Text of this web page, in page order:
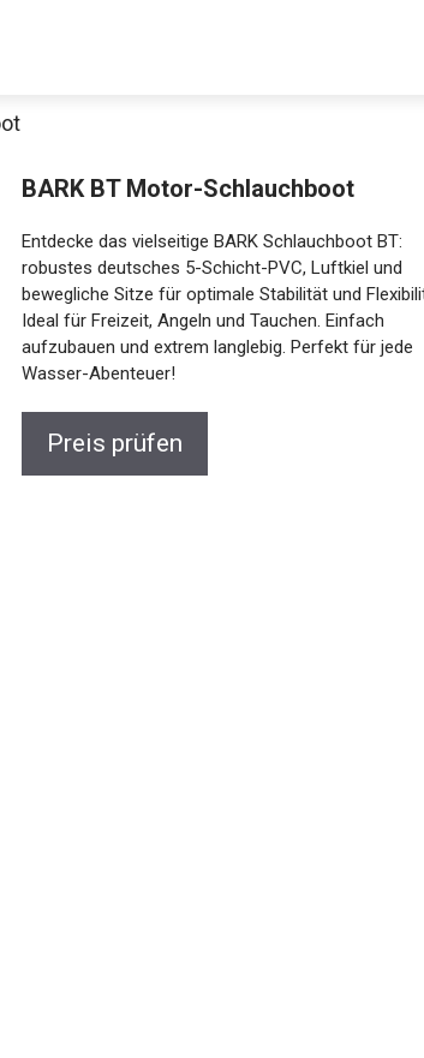
BARK BT Motor-Schlauchboot
Entdecke das vielseitige BARK Schlauchboot BT:
robustes deutsches 5-Schicht-PVC, Luftkiel und
bewegliche Sitze für optimale Stabilität und
Flexibilität. Ideal für Freizeit, Angeln und Tauchen.
Einfach aufzubauen und extrem langlebig. Perfekt für
jede Wasser-Abenteuer!
Preis prüfen
Decathlon Sale
dir jetzt die meistverkauften Produkte im Sale bei
Jetzt anschauen